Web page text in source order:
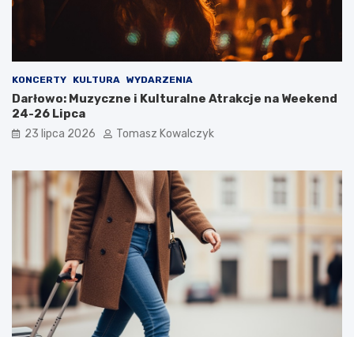
KONCERTY KULTURA WYDARZENIA
Darłowo: Muzyczne i Kulturalne Atrakcje na Weekend
24-26 Lipca
23 lipca 2026 Tomasz Kowalczyk